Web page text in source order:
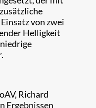
von zwei
Helligkeit
Richard
Ergebnissen